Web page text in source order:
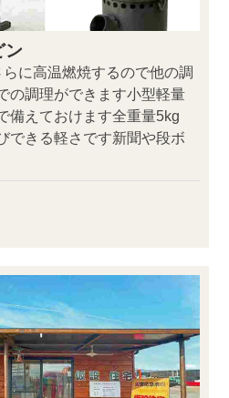
ン
に高温燃焼するので他の調
の調理ができます小型軽量
備えておけます全重量5kg
できる軽さです新聞や段ボ